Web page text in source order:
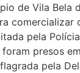
de Vila Bela
comercializar
pela
presos
pela